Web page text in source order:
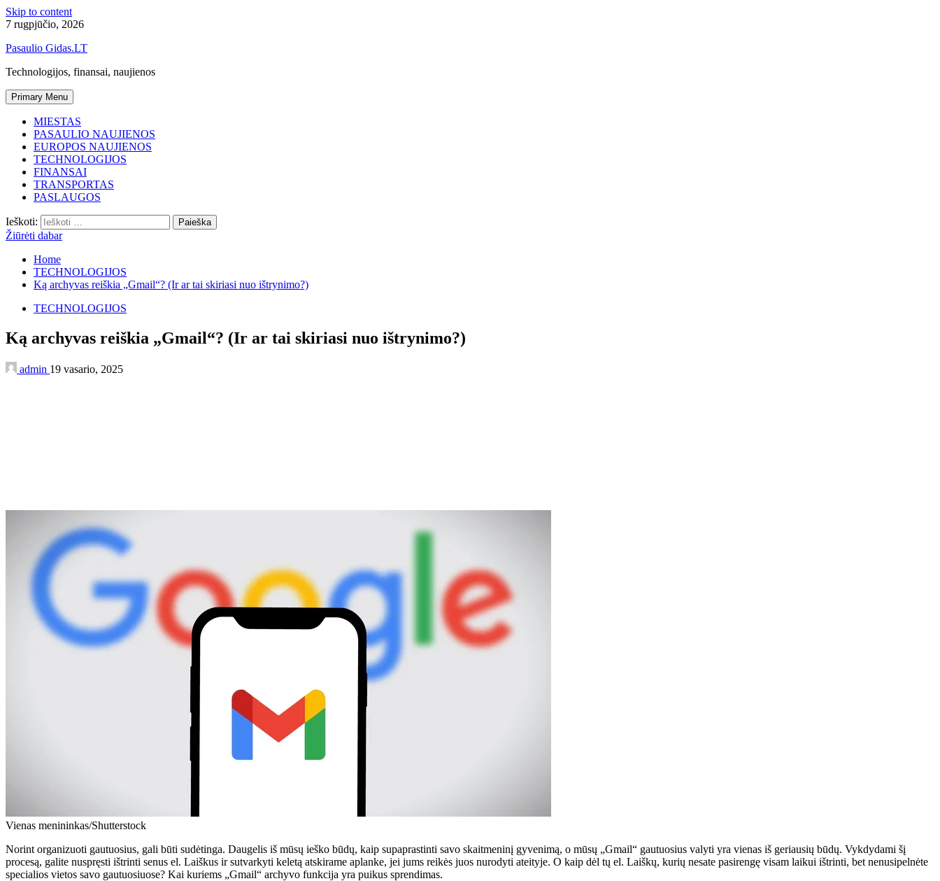
Skip to content
7 rugpjūčio, 2026
Pasaulio Gidas.LT
Technologijos, finansai, naujienos
Primary Menu
MIESTAS
PASAULIO NAUJIENOS
EUROPOS NAUJIENOS
TECHNOLOGIJOS
FINANSAI
TRANSPORTAS
PASLAUGOS
Ieškoti:
Žiūrėti dabar
Home
TECHNOLOGIJOS
Ką archyvas reiškia „Gmail“? (Ir ar tai skiriasi nuo ištrynimo?)
TECHNOLOGIJOS
Ką archyvas reiškia „Gmail“? (Ir ar tai skiriasi nuo ištrynimo?)
admin 19 vasario, 2025
Vienas menininkas/Shutterstock
Norint organizuoti gautuosius, gali būti sudėtinga. Daugelis iš mūsų ieško būdų, kaip supaprastinti savo skaitmeninį gyvenimą, o mūsų „Gmail“ gautuosius valyti yra vienas iš geriausių būdų. Vykdydami šį
procesą, galite nuspręsti ištrinti senus el. Laiškus ir sutvarkyti keletą atskirame aplanke, jei jums reikės juos nurodyti ateityje. O kaip dėl tų el. Laiškų, kurių nesate pasirengę visam laikui ištrinti, bet nenusipelnėte
specialios vietos savo gautuosiuose? Kai kuriems „Gmail“ archyvo funkcija yra puikus sprendimas.